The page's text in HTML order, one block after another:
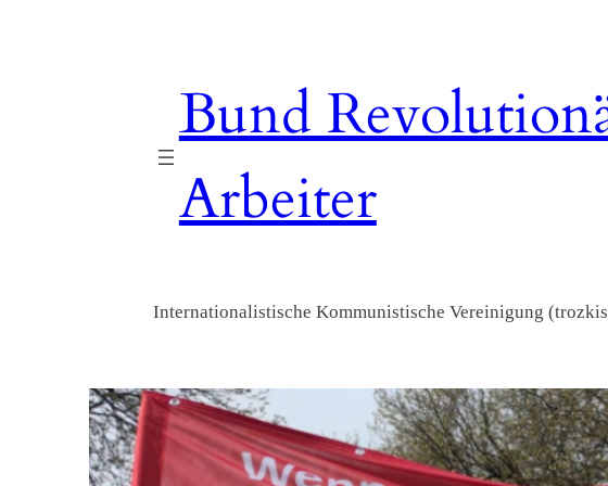
Bund
Arbeiter
Internationalistische Kommunistische Vereinigung